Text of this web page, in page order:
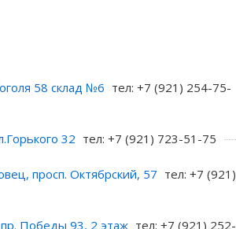
58 склад №6 тел: +7 (921) 254-75-
32 тел: +7 (921) 723-51-75
просп. Октябрский, 57 тел: +7 (921)
Победы 93, 2 этаж тел: +7 (921) 252-